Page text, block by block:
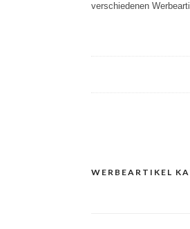
verschiedenen
Navigacija
WERBEARTIKEL